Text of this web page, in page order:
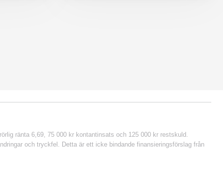
ränta 6,69, 75 000 kr kontantinsats och 125 000 kr restskuld.
och tryckfel. Detta är ett icke bindande finansieringsförslag från